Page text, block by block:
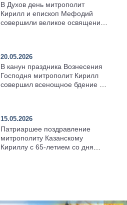
В Духов день митрополит
Кирилл и епископ Мефодий
совершили великое освящение
20.05.2026
В канун праздника Вознесения
Господня митрополит Кирилл
совершил всенощное бдение в
15.05.2026
Патриаршее поздравление
митрополиту Казанскому
Кириллу с 65-летием со дня